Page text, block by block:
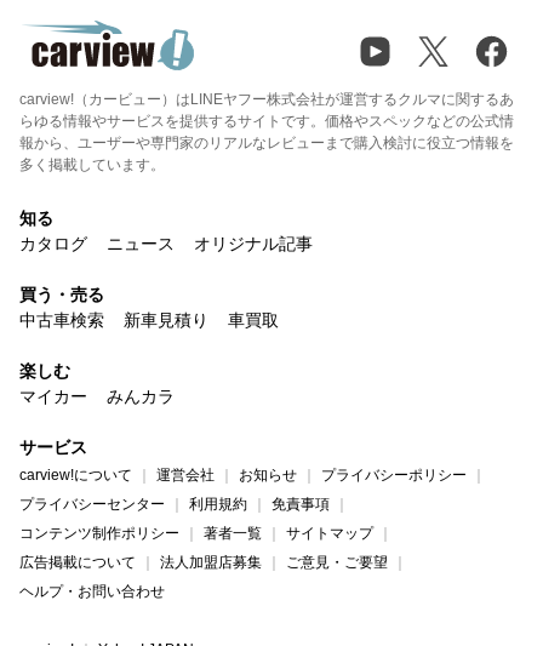
carview!（カービュー）はLINEヤフー株式会社が運営するクルマに関するあ
らゆる情報やサービスを提供するサイトです。価格やスペックなどの公式情
報から、ユーザーや専門家のリアルなレビューまで購入検討に役立つ情報を
多く掲載しています。
知る
カタログ
ニュース オリジナル記事
買う・売る
中古車検索
新車見積り 車買取
楽しむ
マイカー
みんカラ
サービス
carview!について 運営会社 お知らせ
プライバシーポリシー
プライバシーセンター
利用規約
免責事項
コンテンツ制作ポリシー
著者一覧
サイトマップ
広告掲載について
法人加盟店募集
ご意見・ご要望
ヘルプ・お問い合わせ